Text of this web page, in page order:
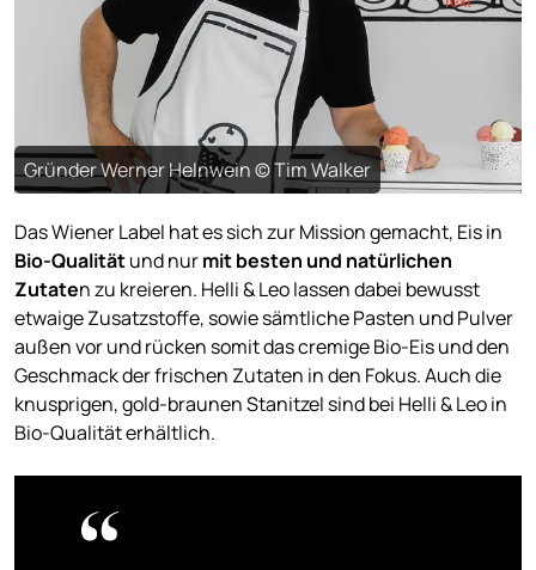
Gründer Werner Helnwein © Tim Walker
Das Wiener Label hat es sich zur Mission gemacht, Eis in
Bio-Qualitätund nurmit besten und natürlichen
Zutaten zu kreieren. Helli & Leo lassen dabei bewusst
etwaige Zusatzstoffe, sowie sämtliche Pasten und Pulver
außen vor und rücken somit das cremige Bio-Eis und den
Geschmack der frischen Zutaten in den Fokus. Auch die
knusprigen, gold-braunen Stanitzel sind bei Helli & Leo in
Bio-Qualität erhältlich.